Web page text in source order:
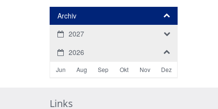
Archiv
2027
2026
Jun Aug Sep Okt Nov Dez
Links